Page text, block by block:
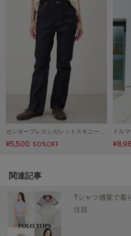
made of Organics
メイドオブオーガニクス
MICHU COQUETTE
ミチュ コケット
MIESROHE
ミースロエ
miies miim
ミーエスミーム
Mila Owen
ミラオーウェン
MOIGE
モワージュ
MUCHA
ミュシャ
センタープレスシガレットスキニーデニムパンツ
¥5,500 50%OFF
関連記事
Tシャツ感覚で着
注目